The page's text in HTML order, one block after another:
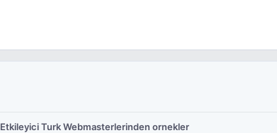
Etkileyici Turk Webmasterlerinden ornekler